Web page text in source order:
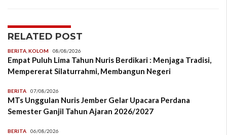
RELATED POST
BERITA KOLOM 08/08/2026
Empat Puluh Lima Tahun Nuris Berdikari : Menjaga Tradisi,
Mempererat Silaturrahmi, Membangun Negeri
BERITA 07/08/2026
MTs Unggulan Nuris Jember Gelar Upacara Perdana
Semester Ganjil Tahun Ajaran 2026/2027
BERITA 06/08/2026